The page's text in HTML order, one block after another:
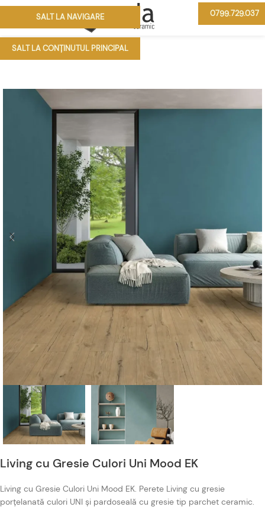
SALT LA NAVIGARE
SALT LA CONȚINUTUL PRINCIPAL
0799.729.037
Living cu Gresie Culori Uni Mood EK
Living cu Gresie Culori Uni Mood EK. Perete Living cu gresie
porțelanată culori UNI și pardoseală cu gresie tip parchet ceramic.